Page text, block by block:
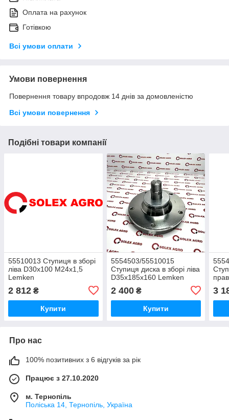
Оплата на рахунок
Готівкою
Всі умови оплати
Умови повернення
Повернення товару впродовж 14 днів за домовленістю
Всі умови повернення
Подібні товари компанії
55510013 Ступиця в зборі
ліва D30x100 M24x1,5
Lemken
2 812 ₴
Купити
5554503/55510015
Ступиця диска в зборі ліва
D35x185x160 Lemken
2 400₴
Купити
3
Про нас
100% позитивних з 6 відгуків за рік
Працює з 27.10.2020
м. Тернопіль
Поліська 14, Тернопіль, Україна